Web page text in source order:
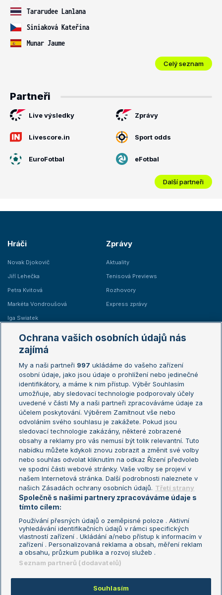
Tararudee Lanlana
Siniaková Kateřina
Munar Jaume
Celý seznam
Partneři
Live výsledky Zprávy
Livescore.in Sport odds
EuroFotbal eFotbal
Další partneři
Hráči
Novak Djokovič
Jiří Lehečka
Petra Kvitová
Markéta Vondroušová
Iga Swiatek
Zprávy
Aktuality
Tenisová Previews
Rozhovory
Express zprávy
Žebříčky
Žebříček ATP (muži)
Žebříček WTA (ženy)
Sázkařský žebříček
Australian Open
French Open
Wimbledon
US Open
Turnaj mistrů
Turnaj mistryň
Aktualní trendy
Fotbalové přestupy
Livesport Daily
LS Prague Open
Podmínky užití
Nastavení soukromí
GDPR a žurnalistika
Reklama
Kontakt
Informace o zpracování osobních
údajů
Ochrana vašich osobních údajů nás
zajímá
My a naši partneři 997 ukládáme do vašeho zařízení
osobní údaje, jako jsou údaje o prohlížení nebo jedinečné
identifikátory, a máme k nim přístup. Výběr Souhlasím
umožňuje, aby sledovací technologie podporovaly účely
uvedené v části My a naši partneři zpracováváme údaje za
účelem poskytování. Výběrem Zamítnout vše nebo
odvoláním svého souhlasu je zakážete. Pokud jsou
sledovací technologie zakázány, některé zobrazené
obsahy a reklamy pro vás nemusí být tolik relevantní. Tuto
nabídku můžete kdykoli znovu zobrazit a změnit své volby
nebo souhlas odvolat kliknutím na odkaz Řízení předvoleb
ve spodní části webové stránky. Vaše volby se projeví v
našem Internetová stránka. Další podrobnosti naleznete v
našich Zásadách ochrany osobních údajů. Třetí strany
Společně s našimi partnery zpracováváme údaje s
tímto cílem:
Používání přesných údajů o zeměpisné poloze . Aktivní
vyhledávání identifikačních údajů v rámci specifických
vlastností zařízení . Ukládání a/nebo přístup k informacím v
zařízení . Personalizovaná reklama a obsah, měření reklam
a obsahu, průzkum publika a rozvoj služeb .
Seznam partnerů (dodavatelů)
Souhlasím